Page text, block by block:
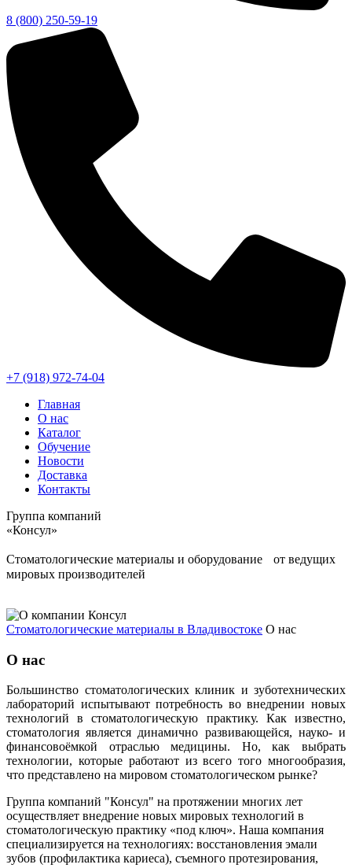
8 (800) 250-59-19
+7 (918) 972-74-04
Главная
О нас
Каталог
Обучение
Новости
Доставка
Контакты
Группа компаний
«Консул»
Стоматологические материалы и оборудование от ведущих
мировых производителей
Стоматологические материалы в Владивостоке О нас
О нас
Большинство стоматологических клиник и зуботехнических
лабораторий испытывают потребность во внедрении новых
технологий в стоматологическую практику. Как известно,
стоматология является динамично развивающейся, науко- и
финансовоёмкой отраслью медицины. Но, как выбрать
технологии, которые работают из всего того многообразия,
что представлено на мировом стоматологическом рынке?
Группа компаний "Консул" на протяжении многих лет
осуществляет внедрение новых мировых технологий в
стоматологическую практику «под ключ». Наша компания
специализируется на технологиях: восстановления эмали
зубов (профилактика кариеса), съемного протезирования,